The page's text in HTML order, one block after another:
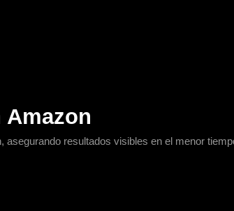
Amazon
resultados visibles en el menor